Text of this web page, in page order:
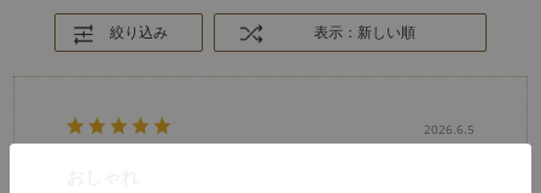
絞り込み 表示：新しい順
2026.6.5